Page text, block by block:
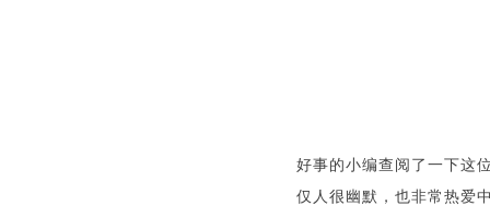
好事的小编查阅了一下这
仅人很幽默，也非常热爱